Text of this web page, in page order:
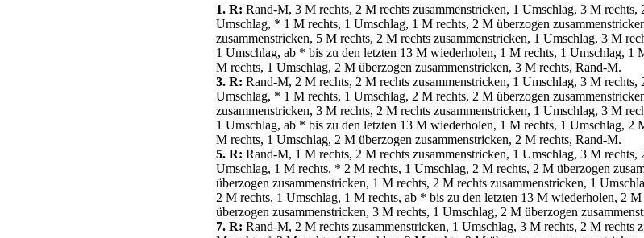
1. R: Rand-M, 3 M rechts, 2 M rechts zusammenstricken, 1 Umschlag, 3 M rechts,
Umschlag, * 1 M rechts, 1 Umschlag, 1 M rechts, 2 M überzogen
zusammenstricken, 5 M rechts, 2 M rechts zusammenstricken, 1 Umschlag, 3 M
1 Umschlag, ab * bis zu den letzten 13 M wiederholen, 1 M rechts, 1 Umschlag, 1
M rechts, 1 Umschlag, 2 M überzogen zusammenstricken, 3 M rechts, Rand-M.
3. R: Rand-M, 2 M rechts, 2 M rechts zusammenstricken, 1 Umschlag, 3 M rechts,
Umschlag, * 1 M rechts, 1 Umschlag, 2 M rechts, 2 M überzogen
zusammenstricken, 3 M rechts, 2 M rechts zusammenstricken, 1 Umschlag, 3 M
1 Umschlag, ab * bis zu den letzten 13 M wiederholen, 1 M rechts, 1 Umschlag, 2
M rechts, 1 Umschlag, 2 M überzogen zusammenstricken, 2 M rechts, Rand-M.
5. R: Rand-M, 1 M rechts, 2 M rechts zusammenstricken, 1 Umschlag, 3 M rechts,
Umschlag, 1 M rechts, * 2 M rechts, 1 Umschlag, 2 M rechts, 2 M überzogen
überzogen zusammenstricken, 1 M rechts, 2 M rechts zusammenstricken, 1
2 M rechts, 1 Umschlag, 1 M rechts, ab * bis zu den letzten 13 M wiederholen, 2
überzogen zusammenstricken, 3 M rechts, 1 Umschlag, 2 M überzogen
7. R: Rand-M, 2 M rechts zusammenstricken, 1 Umschlag, 3 M rechts, 2 M rechts